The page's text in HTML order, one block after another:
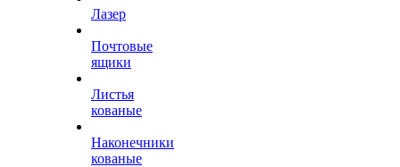
Лазер
Почтовые
ящики
Листья
кованые
Наконечники
кованые